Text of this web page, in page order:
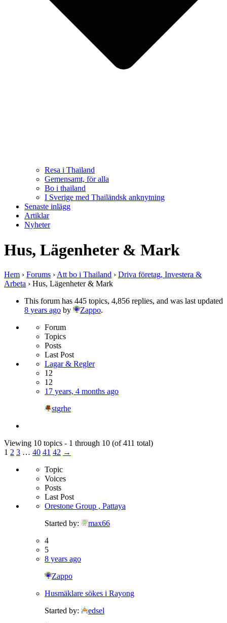
Resa i Thailand
Gemensamt, för alla
Bo i thailand
I Sverige med Thailändsk anknytning
Senaste inlägg
Artiklar
Nyheter
Hus, Lägenheter & Mark
Hem › Forums › Att bo i Thailand › Driva företag, Investera &
Arbeta › Hus, Lägenheter & Mark
This forum has 445 topics, 4,856 replies, and was last updated
8 years ago by Zappo.
Forum
Topics
Posts
Last Post
Lagar & Regler
12
12
17 years, 4 months ago
stgrhe
Viewing 10 topics - 1 through 10 (of 411 total)
1 2 3 … 40 41 42 →
Topic
Voices
Posts
Last Post
Orestone Group , Pattaya
Started by:
max66
4
5
8 years ago
Zappo
Husmäklare sökes i Rayong
Started by:
edsel